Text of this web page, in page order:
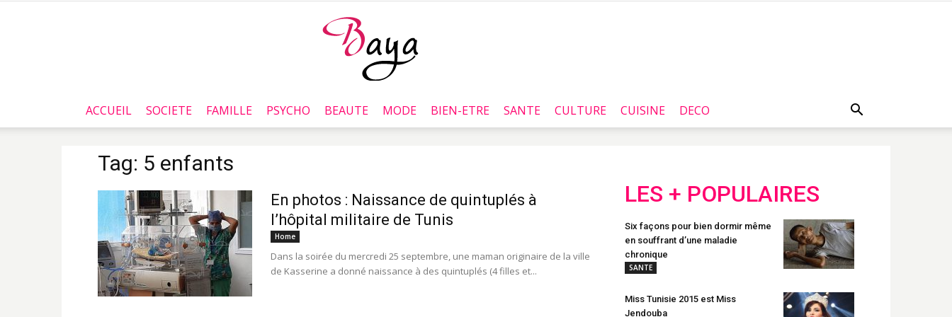
Baya.tn
ACCUEIL SOCIETE FAMILLE PSYCHO BEAUTE MODE BIEN-ETRE SANTE CULTURE CUISINE DECO
Tag: 5 enfants
En photos : Naissance de quintuplés à
l’hôpital militaire de Tunis
Home
Dans la soirée du mercredi 25 septembre, une maman originaire de la ville
de Kasserine a donné naissance à des quintuplés (4 filles et...
LES + POPULAIRES
Six façons pour bien dormir même
en souffrant d’une maladie
chronique
SANTE
Miss Tunisie 2015 est Miss
Jendouba